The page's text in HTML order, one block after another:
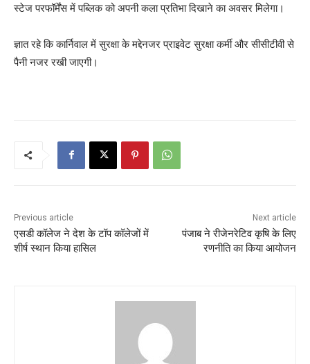
स्टेज परफॉर्मेंस में पब्लिक को अपनी कला प्रतिभा दिखाने का अवसर मिलेगा।
ज्ञात रहे कि कार्निवाल में सुरक्षा के मद्देनजर प्राइवेट सुरक्षा कर्मी और सीसीटीवी से
पैनी नजर रखी जाएगी।
Previous article
एसडी कॉलेज ने देश के टॉप कॉलेजों में
शीर्ष स्थान किया हासिल
Next article
पंजाब ने रीजेनरेटिव कृषि के लिए
रणनीति का किया आयोजन